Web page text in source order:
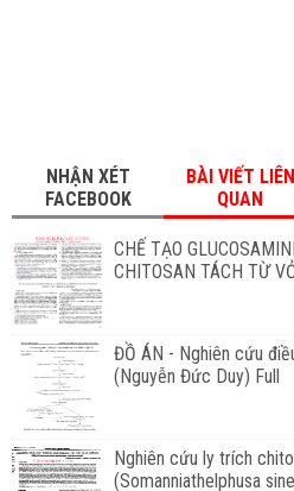
NHẬN XÉT
FACEBOOK
BÀI VIẾT LIÊN
QUAN
CHẾ TẠO
CHITOSAN TÁCH TỪ
ĐỒ ÁN - Nghiên cứu
(Nguyễn Đức Duy) Full
Nghiên cứu ly trích
(Somanniathelphusa